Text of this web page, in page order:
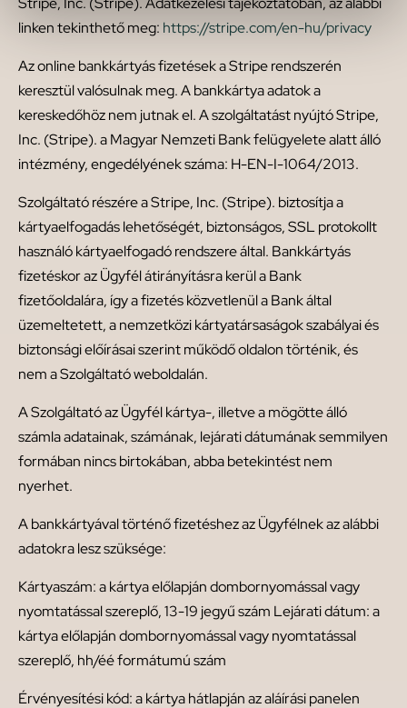
linken tekinthető meg: https://stripe.com/en-hu/privacy
Az online bankkártyás fizetések a Stripe rendszerén
keresztül valósulnak meg. A bankkártya adatok a
kereskedőhöz nem jutnak el. A szolgáltatást nyújtó Stripe,
Inc. (Stripe). a Magyar Nemzeti Bank felügyelete alatt álló
intézmény, engedélyének száma: H-EN-I-1064/2013.
Szolgáltató részére a Stripe, Inc. (Stripe). biztosítja a
kártyaelfogadás lehetőségét, biztonságos, SSL protokollt
használó kártyaelfogadó rendszere által. Bankkártyás
fizetéskor az Ügyfél átirányításra kerül a Bank
fizetőoldalára, így a fizetés közvetlenül a Bank által
üzemeltetett, a nemzetközi kártyatársaságok szabályai és
biztonsági előírásai szerint működő oldalon történik, és
nem a Szolgáltató weboldalán.
A Szolgáltató az Ügyfél kártya-, illetve a mögötte álló
számla adatainak, számának, lejárati dátumának semmilyen
formában nincs birtokában, abba betekintést nem
nyerhet.
A bankkártyával történő fizetéshez az Ügyfélnek az alábbi
adatokra lesz szüksége:
Kártyaszám: a kártya előlapján dombornyomással vagy
nyomtatással szereplő, 13-19 jegyű szám Lejárati dátum: a
kártya előlapján dombornyomással vagy nyomtatással
szereplő, hh/éé formátumú szám
Érvényesítési kód: a kártya hátlapján az aláírási panelen